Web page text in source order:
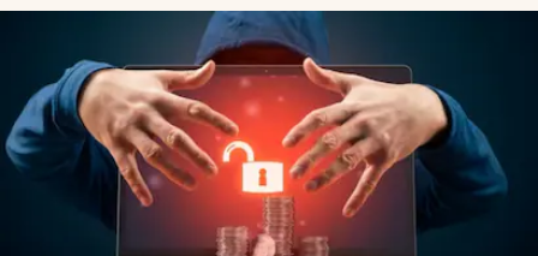
Streaming
PC y mobile
Lifestyle